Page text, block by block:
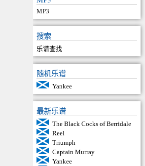
MP3
搜索
乐谱查找
随机乐谱
Yankee
最新乐谱
The Black Cocks of Berridale
Reel
Triumph
Captain Murray
Yankee